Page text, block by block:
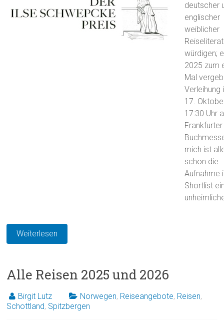
deutscher
englischer
weiblicher
würdigen;
2025 zum
Mal
Verleihung
17.
17:30 Uhr
Frankfurter
mich ist
schon die
Aufnahme
Shortlist
Weiterlesen
Alle Reisen 2025 und 2026
Birgit Lutz Norwegen, Reiseangebote, Reisen,
Schottland, Spitzbergen